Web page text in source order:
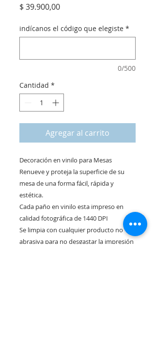
$ 39.900,00Precio
indícanos el código que elegiste *
0/500
Cantidad *
Agregar al carrito
Decoración en vinilo para Mesas
Renueve y proteja la superficie de su
mesa de una forma fácil, rápida y
estética.
Cada paño en vinilo esta impreso en
calidad fotográfica de 1440 DPI
Se limpia con cualquier producto no
abrasiva para no desgastar la impresión